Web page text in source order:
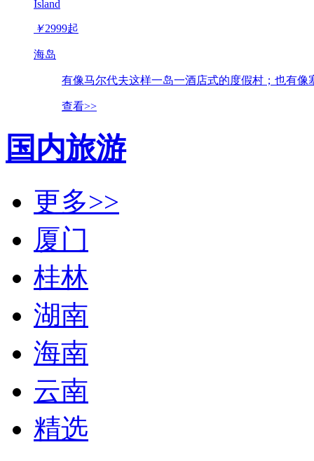
Island
￥2999起
海岛
有像马尔代夫这样一岛一酒店式的度假村；也有
查看>>
国内旅游
更多>>
厦门
桂林
湖南
海南
云南
精选